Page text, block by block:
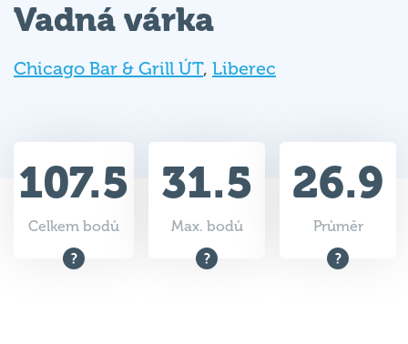
Vadná várka
Chicago Bar & Grill ÚT, Liberec
107.5
Celkem bodů
31.5
Max. bodů
26.9
Průměr